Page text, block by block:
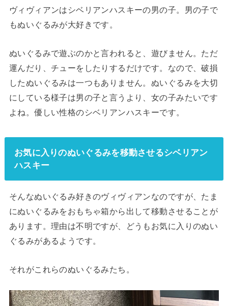
ヴィヴィアンはシベリアンハスキーの男の子。男の子で
もぬいぐるみが大好きです。
ぬいぐるみで遊ぶのかと言われると、遊びません。ただ
運んだり、チューをしたりするだけです。なので、破損
したぬいぐるみは一つもありません。ぬいぐるみを大切
にしている様子は男の子と言うより、女の子みたいです
よね。優しい性格のシベリアンハスキーです。
お気に入りのぬいぐるみを移動させるシベリアン
ハスキー
そんなぬいぐるみ好きのヴィヴィアンなのですが、たま
にぬいぐるみをおもちゃ箱から出して移動させることが
あります。理由は不明ですが、どうもお気に入りのぬい
ぐるみがあるようです。
それがこれらのぬいぐるみたち。